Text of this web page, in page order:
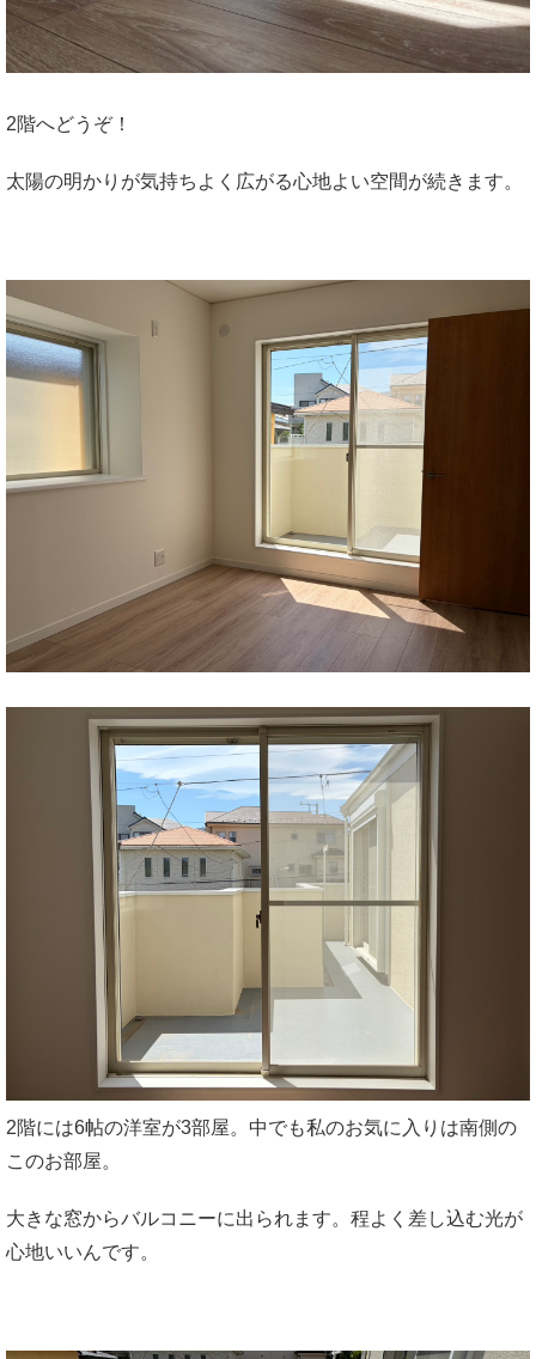
2階へどうぞ！
太陽の明かりが気持ちよく広がる心地よい空間が続きます。
2階には6帖の洋室が3部屋。中でも私のお気に入りは南側の
このお部屋。
大きな窓からバルコニーに出られます。程よく差し込む光が
心地いいんです。